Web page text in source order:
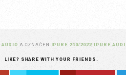
AUDIO A OZNAČEN IPURE 240/2022, IPURE
LIKE? SHARE WITH YOUR FRIENDS.